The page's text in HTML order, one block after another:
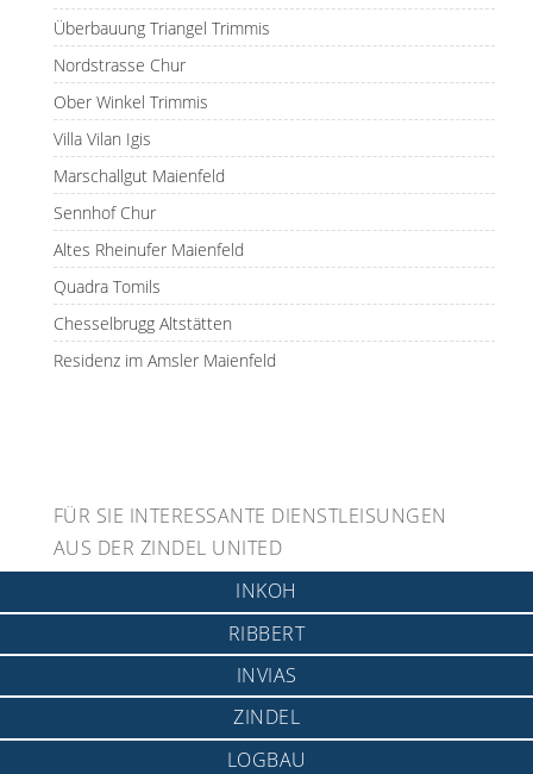
Überbauung Triangel Trimmis
Nordstrasse Chur
Ober Winkel Trimmis
Villa Vilan Igis
Marschallgut Maienfeld
Sennhof Chur
Altes Rheinufer Maienfeld
Quadra Tomils
Chesselbrugg Altstätten
Residenz im Amsler Maienfeld
FÜR SIE INTERESSANTE DIENSTLEISUNGEN
AUS DER ZINDEL UNITED
INKOH
RIBBERT
INVIAS
ZINDEL
LOGBAU